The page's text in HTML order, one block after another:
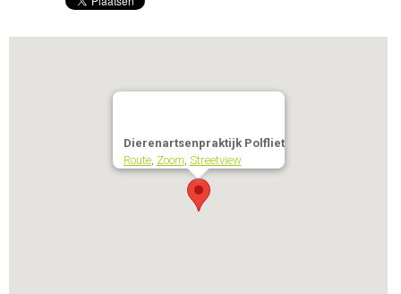
Dierenartsenpraktijk Polfliet
Route, Zoom, Streetview